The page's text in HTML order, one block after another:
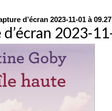
d’écran 2023-11-01 à
2023-